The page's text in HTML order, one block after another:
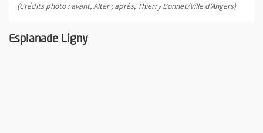
(Crédits photo : avant, Alter ; après, Thierry Bonnet/Ville d'Angers)
Esplanade Ligny